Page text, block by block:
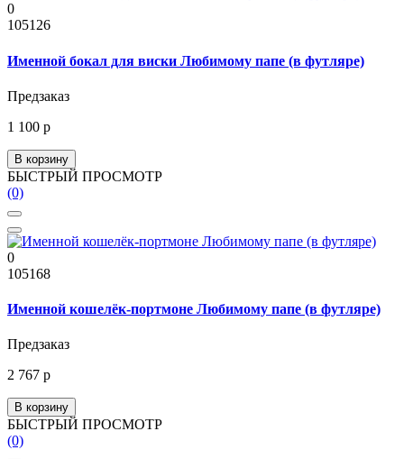
0
105126
Именной бокал для виски Любимому папе (в футляре)
Предзаказ
1 100 р
В корзину
БЫСТРЫЙ ПРОСМОТР
(0)
0
105168
Именной кошелёк-портмоне Любимому папе (в футляре)
Предзаказ
2 767 р
В корзину
БЫСТРЫЙ ПРОСМОТР
(0)